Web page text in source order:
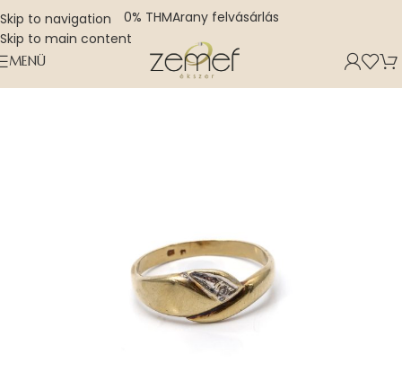
Skip to navigation
Skip to main content
0% THMArany felvásárlás
MENÜ